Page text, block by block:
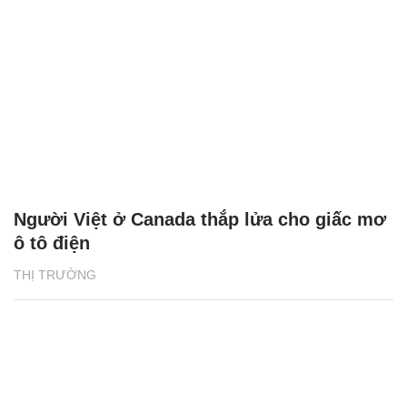
THỊ TRƯỜNG
Người Việt ở Canada thắp lửa cho giấc mơ
ô tô điện